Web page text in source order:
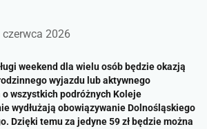
2026
weekend dla wielu osób będzie okazją
wyjazdu lub aktywnego
wszystkich podróżnych Koleje
wydłużają obowiązywanie Dolnośląskiego
Dzięki temu za jedyne 59 zł będzie można